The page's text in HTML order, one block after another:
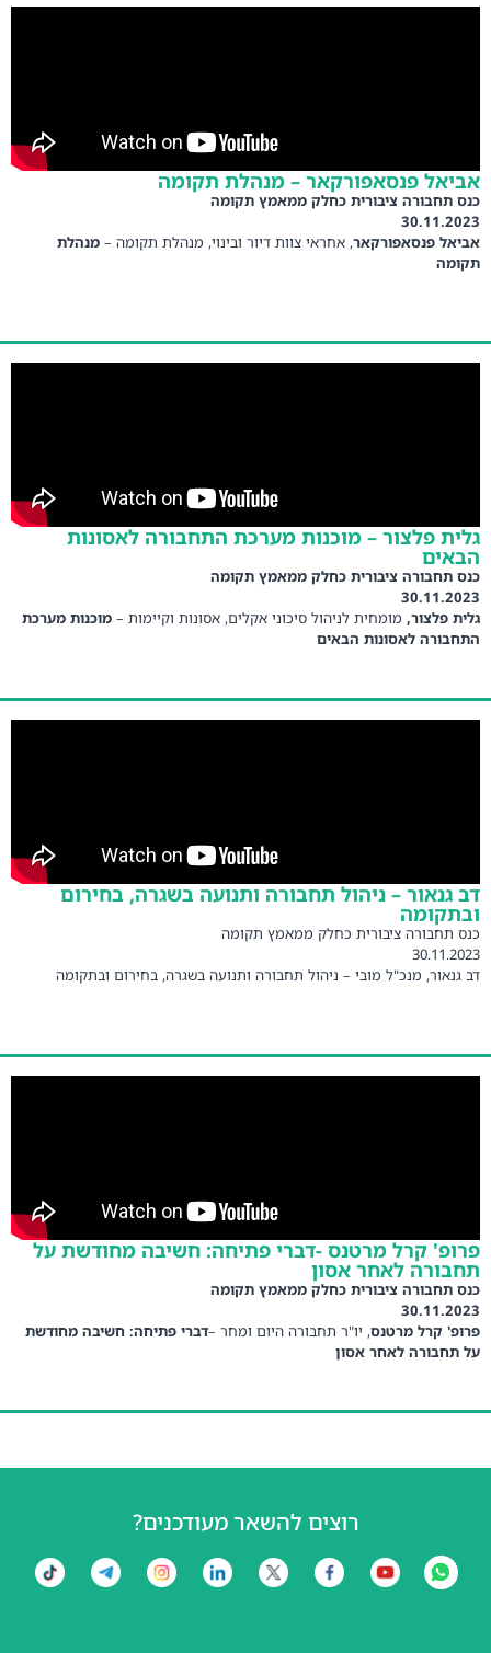
אביאל פנסאפורקאר – מנהלת תקומה
כנס תחבורה ציבורית כחלק ממאמץ תקומה
30.11.2023
אביאל פנסאפורקאר, אחראי צוות דיור ובינוי, מנהלת תקומה – מנהלת
תקומה
גלית פלצור – מוכנות מערכת התחבורה לאסונות
הבאים
כנס תחבורה ציבורית כחלק ממאמץ תקומה
30.11.2023
גלית פלצור, מומחית לניהול סיכוני אקלים, אסונות וקיימות – מוכנות מערכת
התחבורה לאסונות הבאים
דב גנאור – ניהול תחבורה ותנועה בשגרה, בחירום
ובתקומה
כנס תחבורה ציבורית כחלק ממאמץ תקומה
30.11.2023
דב גנאור, מנכ"ל מובי – ניהול תחבורה ותנועה בשגרה, בחירום ובתקומה
פרופ' קרל מרטנס -דברי פתיחה: חשיבה מחודשת על
תחבורה לאחר אסון
כנס תחבורה ציבורית כחלק ממאמץ תקומה
30.11.2023
פרופ' קרל מרטנס, יו"ר תחבורה היום ומחר –דברי פתיחה: חשיבה מחודשת
על תחבורה לאחר אסון
רוצים להשאר מעודכנים?